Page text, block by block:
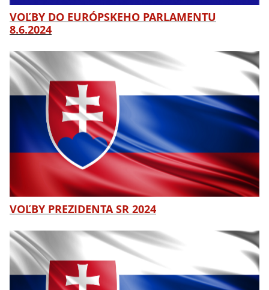
VOĽBY DO EURÓPSKEHO PARLAMENTU
8.6.2024
VOĽBY PREZIDENTA SR 2024